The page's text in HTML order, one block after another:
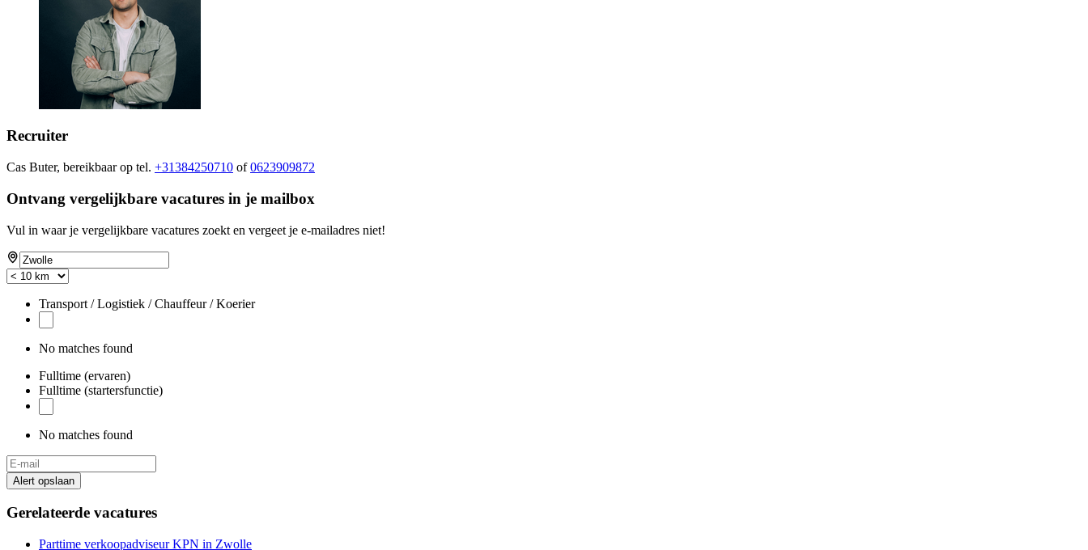
Recruiter
Cas Buter, bereikbaar op tel. +31384250710 of0623909872
Ontvang vergelijkbare vacatures in je mailbox
Vul in waar je vergelijkbare vacatures zoekt en vergeet je e-mailadres niet!
Transport / Logistiek / Chauffeur / Koerier
No matches found
Fulltime (ervaren)
Fulltime (startersfunctie)
No matches found
Alert opslaan
Gerelateerde vacatures
Parttime verkoopadviseur KPN in Zwolle